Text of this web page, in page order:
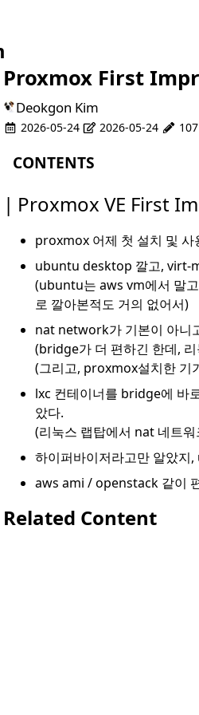
Proxmox First
Deokgon Kim
2026-05-24 2026-05-24
CONTENTS
Proxmox VE First
proxmox 어제 첫 설치 및 사
ubuntu desktop 깔고, virt-
(ubuntu는 aws vm에서 말
로 깔아본적도 거의 없어서)
nat network가 기본이 아니
(bridge가 더 편하긴 한데,
(그리고, proxmox설치한 기
lxc 컨테이너를 bridge에 바
았다.
(리눅스 랩탑에서 nat 네트
하이퍼바이저라고만 알았
aws ami / openstack 같이
Related Content